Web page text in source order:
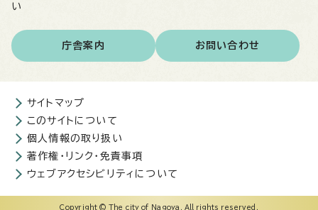
い
庁舎案内 お問い合わせ
サイトマップ
このサイトについて
個人情報の取り扱い
著作権・リンク・免責事項
ウェブアクセシビリティについて
Copyright © The city of Nagoya. All rights reserved.